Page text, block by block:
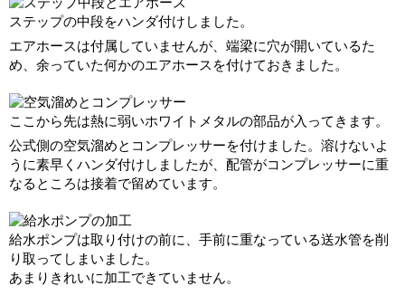
ステップの中段をハンダ付けしました。
エアホースは付属していませんが、端梁に穴が開いているた
め、余っていた何かのエアホースを付けておきました。
ここから先は熱に弱いホワイトメタルの部品が入ってきます。
公式側の空気溜めとコンプレッサーを付けました。溶けないよ
うに素早くハンダ付けしましたが、配管がコンプレッサーに重
なるところは接着で留めています。
給水ポンプは取り付けの前に、手前に重なっている送水管を削
り取ってしまいました。
あまりきれいに加工できていません。